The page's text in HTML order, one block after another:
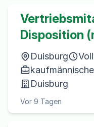
Disposition
Duisburg
Duisburg
Vor 9 Tagen